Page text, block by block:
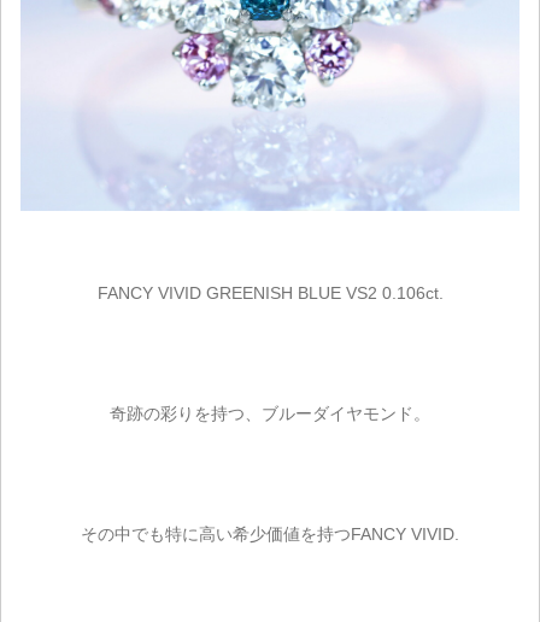
FANCY VIVID GREENISH BLUE VS2 0.106ct.
奇跡の彩りを持つ、ブルーダイヤモンド。
その中でも特に高い希少価値を持つFANCY VIVID.